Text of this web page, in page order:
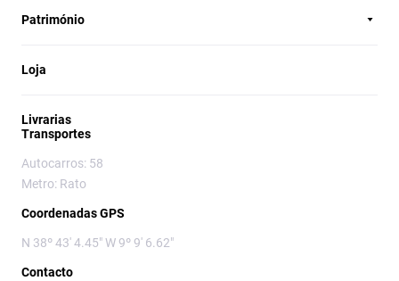
Património
Loja
Livrarias
Transportes
Autocarros: 58
Metro: Rato
Coordenadas GPS
N 38º 43' 4.45" W 9º 9' 6.62"
Contacto